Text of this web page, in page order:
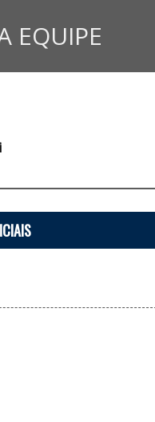
EQUIPE